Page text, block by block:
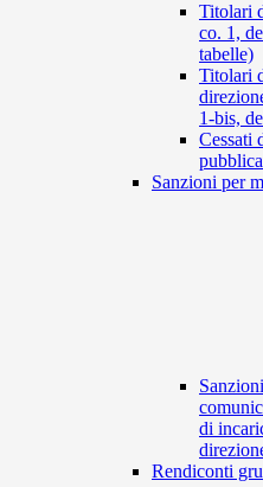
Titolari
co. 1,
tabelle)
Titolari
1-bis,
Cessati
Sanzioni per
di
Rendiconti